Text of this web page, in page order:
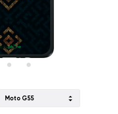
Moto G55